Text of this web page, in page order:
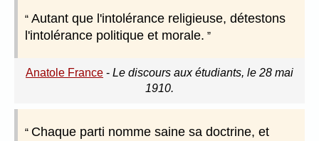
Autant que l'intolérance religieuse, détestons
l'intolérance politique et morale.
Anatole France - Le discours aux étudiants, le 28 mai
1910.
Chaque parti nomme saine sa doctrine, et